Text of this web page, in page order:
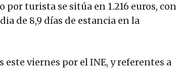
turista se sitúa en 1.216 euros, con
de 8,9 días de estancia en la
viernes por el INE, y referentes a